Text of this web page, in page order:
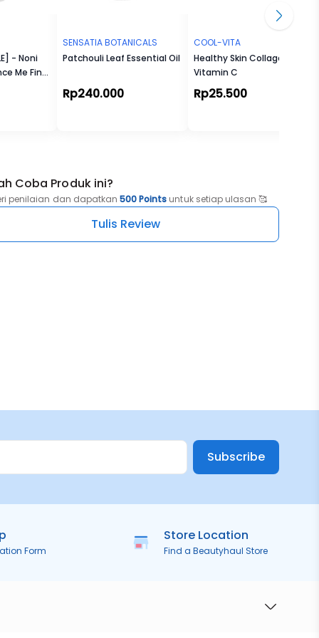
- Noni
Me Fine
SENSATIA BOTANICALS
Patchouli Leaf Essential Oil
Rp240.000
COOL-VITA
Healthy Skin Collagen +
Vitamin C
Rp25.500
Coba Produk ini?
penilaian dan dapatkan 500 Points untuk setiap ulasan 🥰
Tulis Review
Subscribe
Form
Store Location
Find a Beautyhaul Store